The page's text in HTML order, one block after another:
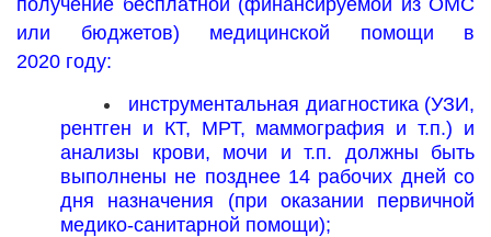
получение бесплатной (финансируемой из ОМС
или бюджетов) медицинской помощи в
2020 году:
инструментальная диагностика (УЗИ,
рентген и КТ, МРТ, маммография и т.п.) и
анализы крови, мочи и т.п. должны быть
выполнены не позднее 14 рабочих дней со
дня назначения (при оказании первичной
медико-санитарной помощи);